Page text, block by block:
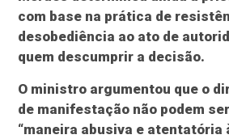
com base na prática de
desobediência ao ato de
quem descumprir a decisão.
O ministro argumentou que o
de manifestação não podem
“maneira abusiva e atentatória